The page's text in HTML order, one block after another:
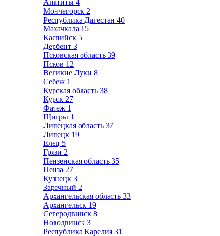
Апатиты 4
Мончегорск 2
Республика Дагестан 40
Махачкала 15
Каспийск 5
Дербент 3
Псковская область 39
Псков 12
Великие Луки 8
Себеж 1
Курская область 38
Курск 27
Фатеж 1
Щигры 1
Липецкая область 37
Липецк 19
Елец 5
Грязи 2
Пензенская область 35
Пенза 27
Кузнецк 3
Заречный 2
Архангельская область 33
Архангельск 19
Северодвинск 8
Новодвинск 3
Республика Карелия 31